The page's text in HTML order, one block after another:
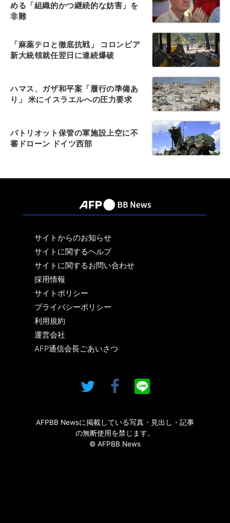
める「組織的かつ継続的な妨害」を
非難
「麻薬テロと徹底抗戦」 コロンビア
新大統領就任翌日に連続爆破
ハマス、ガザ和平案「履行の準備あ
り」 米にイスラエルへの圧力要求
パトリオット保管の軍施設上空に不
審ドローン ドイツ西部
サイトからのお知らせ
サイトに関するヘルプ
サイトに関するお問い合わせ
採用情報
サイトポリシー
プライバシーポリシー
利用規約
運営会社
AFP通信会長ごあいさつ
AFPBB Newsに掲載している写真・見出し・記事
の無断使用を禁じます。
© AFPBB News